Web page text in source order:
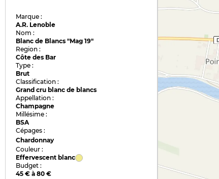
Marque :
A.R. Lenoble
Nom :
Blanc de Blancs "Mag 19"
Region :
Côte des Bar
Type :
Brut
Classification :
Grand cru blanc de blancs
Appellation :
Champagne
Millésime :
BSA
Cépages :
Chardonnay
Couleur :
Effervescent blanc
Budget :
45 € à 80 €